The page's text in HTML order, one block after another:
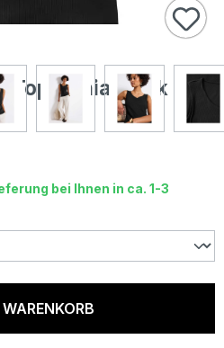
Top Gania black
bei Ihnen in ca. 1-3